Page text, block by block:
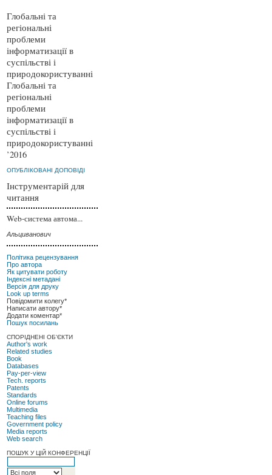
Глобальні та
регіональні
проблеми
інформатизації в
суспільстві і
природокористуванні
Глобальні та
регіональні
проблеми
інформатизації в
суспільстві і
природокористуванні
’2016
ОПУБЛІКОВАНІ ДОПОВІДІ
Інструментарій для
читання
Web-система автома...
Альциванович
Політика рецензування
Про автора
Як цитувати роботу
Індексні метадані
Версія для друку
Look up terms
Повідомити колегу*
Написати автору*
Додати коментар*
Пошук посилань
СПОРІДНЕНІ ОБ'ЄКТИ
Author's work
Related studies
Book
Databases
Pay-per-view
Tech. reports
Patents
Standards
Online forums
Multimedia
Teaching files
Government policy
Media reports
Web search
ПОШУК У ЦІЙ КОНФЕРЕНЦІЇ